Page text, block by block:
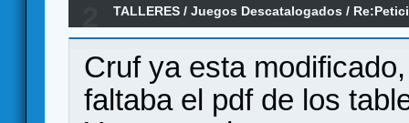
TALLERES /Juegos Descatalogados /
Cruf ya esta
faltaba el pdf de los